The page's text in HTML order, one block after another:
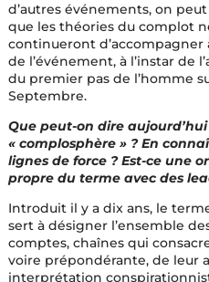
d’autres événements, on
que les théories du complot
continueront d’accompagner
de l’événement, à l’instar de
du premier pas de l’homme
Septembre.
Que peut-on dire
« complosphère » ? En
lignes de force ? Est-ce une
propre du terme avec des
Introduit il y a dix ans, le
sert à désigner l’ensemble
comptes, chaînes qui
voire prépondérante, de leur
interprétation